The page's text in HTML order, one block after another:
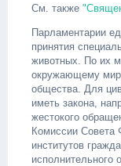
См. также
Парламентарии
принятия
животных. По их
окружающему
общества. Для
иметь закона,
жестокого
Комиссии Совета
институтов
исполнительного